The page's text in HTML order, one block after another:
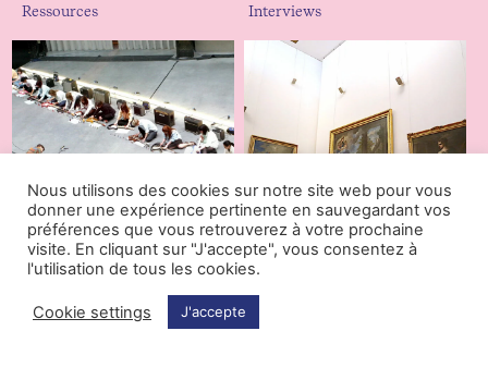
Ressources Interviews
Nous utilisons des cookies sur notre site web pour vous
donner une expérience pertinente en sauvegardant vos
préférences que vous retrouverez à votre prochaine
visite. En cliquant sur "J'accepte", vous consentez à
l'utilisation de tous les cookies.
Cookie settings J'accepte